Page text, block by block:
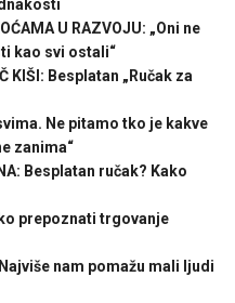
U RAZVOJU: „Oni ne
kao svi ostali“
KIŠI: Besplatan „Ručak za
Ne pitamo tko je kakve
zanima“
Besplatan ručak? Kako
prepoznati trgovanje
nam pomažu mali ljudi